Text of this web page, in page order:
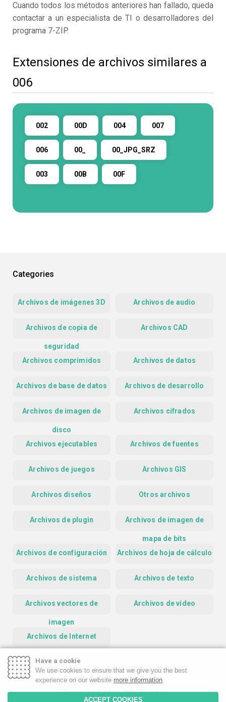
Cuando todos los métodos anteriores han fallado, queda
contactar a un especialista de TI o desarrolladores del
programa 7-ZIP.
Extensiones de archivos similares a
006
002 00D 004 007
006 00_ 00_JPG_SRZ
003 00B 00F
Categories
Archivos de imágenes 3D Archivos de audio
Archivos de copia de
seguridad
Archivos CAD
Archivos comprimidos Archivos de datos
Archivos de base de datos Archivos de desarrollo
Archivos de imagen de
disco
Archivos cifrados
Archivos ejecutables Archivos de fuentes
Archivos de juegos Archivos GIS
Archivos diseños Otros archivos
Archivos de plugin Archivos de imagen de
mapa de bits
Archivos de configuración
Archivos de hoja de cálculo
Archivos de sistema Archivos de texto
Archivos vectores de
imagen
Archivos de vídeo
Archivos de Internet
Homepage Contact
Privacy Policy
Google Safe Browsing Report
Copyright © 2019-2026 FileInfo
Have a cookie
We use cookies to ensure that we give you the best
experience on our website more information
ACCEPT COOKIES